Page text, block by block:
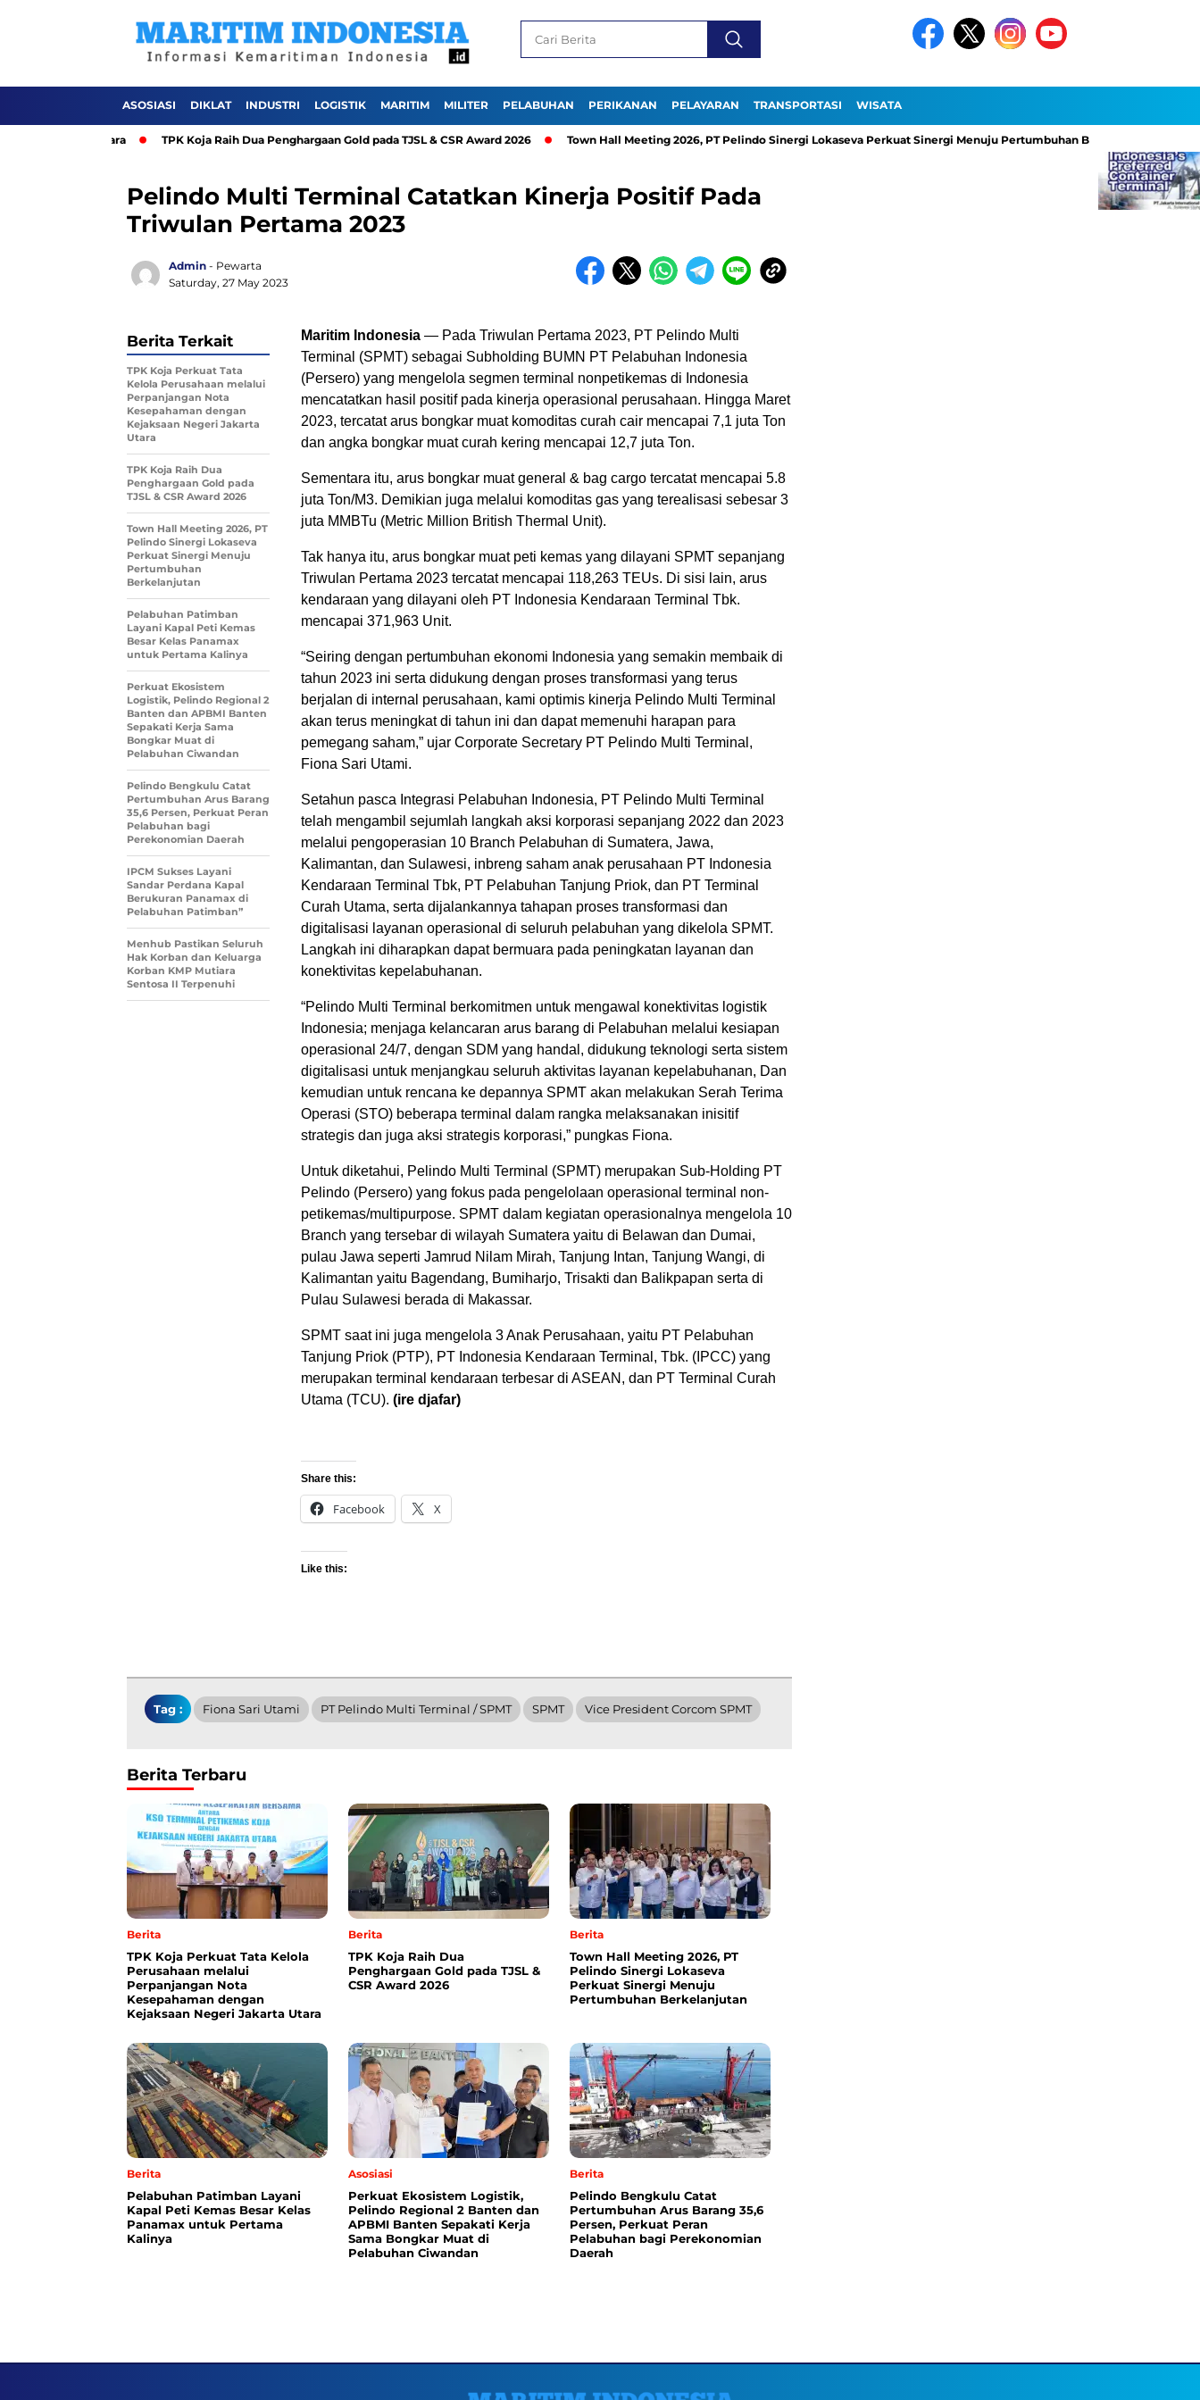
ASOSIASI DIKLAT INDUSTRI LOGISTIK MARITIM MILITER PELABUHAN PERIKANAN PELAYARAN TRANSPORTASI WISATA
TPK Koja Raih Dua Penghargaan Gold pada TJSL & CSR Award 2026 Town Hall Meeting 2026, PT Pelindo Sinergi Lokaseva Perkuat Sinergi Menuju Pertumbuhan Berkelanjutan
Pelindo Multi Terminal Catatkan Kinerja Positif Pada
Triwulan Pertama 2023
Admin - Pewarta
Saturday, 27 May 2023
Maritim Indonesia — Pada Triwulan Pertama 2023, PT Pelindo Multi
Terminal (SPMT) sebagai Subholding BUMN PT Pelabuhan Indonesia
(Persero) yang mengelola segmen terminal nonpetikemas di Indonesia
mencatatkan hasil positif pada kinerja operasional perusahaan. Hingga Maret
2023, tercatat arus bongkar muat komoditas curah cair mencapai 7,1 juta Ton
dan angka bongkar muat curah kering mencapai 12,7 juta Ton.
Sementara itu, arus bongkar muat general & bag cargo tercatat mencapai 5.8
juta Ton/M3. Demikian juga melalui komoditas gas yang terealisasi sebesar 3
juta MMBTu (Metric Million British Thermal Unit).
Tak hanya itu, arus bongkar muat peti kemas yang dilayani SPMT sepanjang
Triwulan Pertama 2023 tercatat mencapai 118,263 TEUs. Di sisi lain, arus
kendaraan yang dilayani oleh PT Indonesia Kendaraan Terminal Tbk.
mencapai 371,963 Unit.
“Seiring dengan pertumbuhan ekonomi Indonesia yang semakin membaik di
tahun 2023 ini serta didukung dengan proses transformasi yang terus
berjalan di internal perusahaan, kami optimis kinerja Pelindo Multi Terminal
akan terus meningkat di tahun ini dan dapat memenuhi harapan para
pemegang saham,” ujar Corporate Secretary PT Pelindo Multi Terminal,
Fiona Sari Utami.
Setahun pasca Integrasi Pelabuhan Indonesia, PT Pelindo Multi Terminal
telah mengambil sejumlah langkah aksi korporasi sepanjang 2022 dan 2023
melalui pengoperasian 10 Branch Pelabuhan di Sumatera, Jawa,
Kalimantan, dan Sulawesi, inbreng saham anak perusahaan PT Indonesia
Kendaraan Terminal Tbk, PT Pelabuhan Tanjung Priok, dan PT Terminal
Curah Utama, serta dijalankannya tahapan proses transformasi dan
digitalisasi layanan operasional di seluruh pelabuhan yang dikelola SPMT.
Langkah ini diharapkan dapat bermuara pada peningkatan layanan dan
konektivitas kepelabuhanan.
“Pelindo Multi Terminal berkomitmen untuk mengawal konektivitas logistik
Indonesia; menjaga kelancaran arus barang di Pelabuhan melalui kesiapan
operasional 24/7, dengan SDM yang handal, didukung teknologi serta sistem
digitalisasi untuk menjangkau seluruh aktivitas layanan kepelabuhanan, Dan
kemudian untuk rencana ke depannya SPMT akan melakukan Serah Terima
Operasi (STO) beberapa terminal dalam rangka melaksanakan inisitif
strategis dan juga aksi strategis korporasi,” pungkas Fiona.
Untuk diketahui, Pelindo Multi Terminal (SPMT) merupakan Sub-Holding PT
Pelindo (Persero) yang fokus pada pengelolaan operasional terminal non-
petikemas/multipurpose. SPMT dalam kegiatan operasionalnya mengelola 10
Branch yang tersebar di wilayah Sumatera yaitu di Belawan dan Dumai,
pulau Jawa seperti Jamrud Nilam Mirah, Tanjung Intan, Tanjung Wangi, di
Kalimantan yaitu Bagendang, Bumiharjo, Trisakti dan Balikpapan serta di
Pulau Sulawesi berada di Makassar.
SPMT saat ini juga mengelola 3 Anak Perusahaan, yaitu PT Pelabuhan
Tanjung Priok (PTP), PT Indonesia Kendaraan Terminal, Tbk. (IPCC) yang
merupakan terminal kendaraan terbesar di ASEAN, dan PT Terminal Curah
Utama (TCU). (ire djafar)
Share this:
Facebook X
Like this:
Berita Terkait
TPK Koja Perkuat Tata
Kelola Perusahaan melalui
Perpanjangan Nota
Kesepahaman dengan
Kejaksaan Negeri Jakarta
Utara
TPK Koja Raih Dua
Penghargaan Gold pada
TJSL & CSR Award 2026
Town Hall Meeting 2026, PT
Pelindo Sinergi Lokaseva
Perkuat Sinergi Menuju
Pertumbuhan
Berkelanjutan
Pelabuhan Patimban
Layani Kapal Peti Kemas
Besar Kelas Panamax
untuk Pertama Kalinya
Perkuat Ekosistem
Logistik, Pelindo Regional 2
Banten dan APBMI Banten
Sepakati Kerja Sama
Bongkar Muat di
Pelabuhan Ciwandan
Pelindo Bengkulu Catat
Pertumbuhan Arus Barang
35,6 Persen, Perkuat Peran
Pelabuhan bagi
Perekonomian Daerah
IPCM Sukses Layani
Sandar Perdana Kapal
Berukuran Panamax di
Pelabuhan Patimban”
Menhub Pastikan Seluruh
Hak Korban dan Keluarga
Korban KMP Mutiara
Sentosa II Terpenuhi
Tag : Fiona Sari Utami PT Pelindo Multi Terminal / SPMT SPMT Vice President Corcom SPMT
Berita Terbaru
Berita
TPK Koja Perkuat Tata Kelola
Perusahaan melalui
Perpanjangan Nota
Kesepahaman dengan
Kejaksaan Negeri Jakarta Utara
Berita
TPK Koja Raih Dua
Penghargaan Gold pada TJSL &
CSR Award 2026
Berita
Town Hall Meeting 2026, PT
Pelindo Sinergi Lokaseva
Perkuat Sinergi Menuju
Pertumbuhan Berkelanjutan
Berita
Pelabuhan Patimban Layani
Kapal Peti Kemas Besar Kelas
Panamax untuk Pertama
Kalinya
Asosiasi
Perkuat Ekosistem Logistik,
Pelindo Regional 2 Banten dan
APBMI Banten Sepakati Kerja
Sama Bongkar Muat di
Pelabuhan Ciwandan
Berita
Pelindo Bengkulu Catat
Pertumbuhan Arus Barang 35,6
Persen, Perkuat Peran
Pelabuhan bagi Perekonomian
Daerah